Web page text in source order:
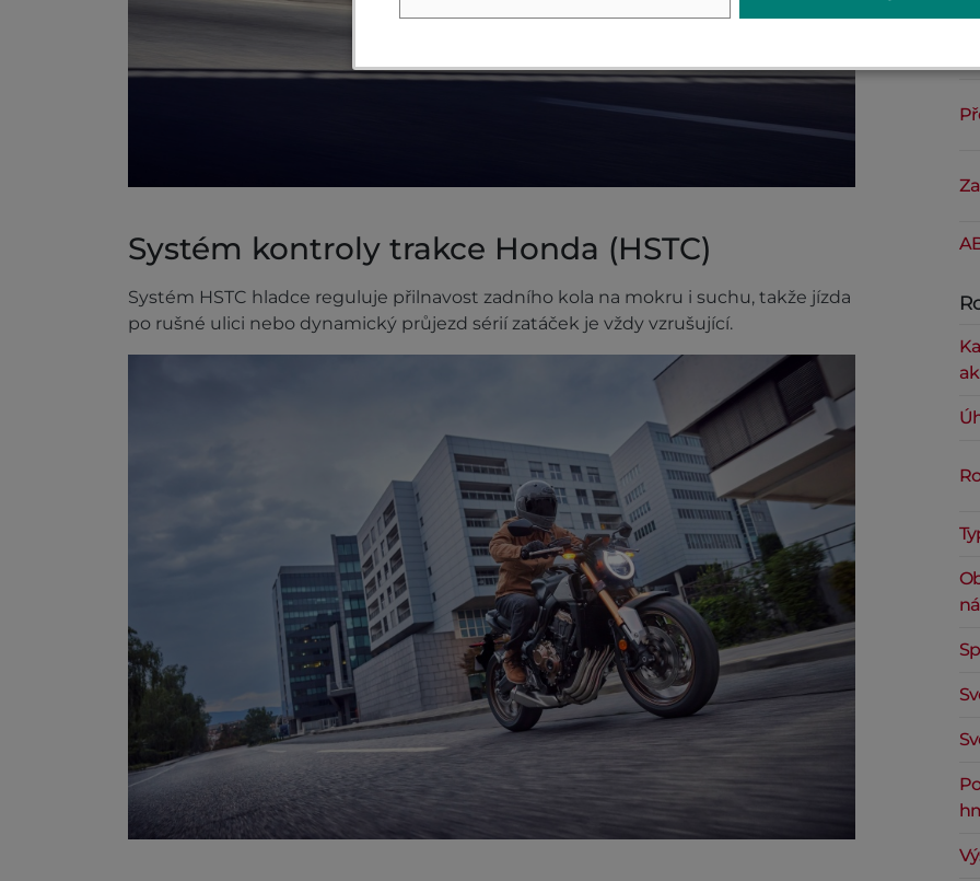
Systém kontroly trakce Honda (HSTC)
Systém HSTC hladce reguluje přilnavost zadního kola na mokru i suchu, takže jízda
po rušné ulici nebo dynamický průjezd sérií zatáček je vždy vzrušující.